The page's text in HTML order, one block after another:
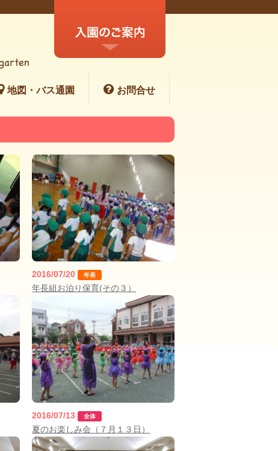
地図・バス通園 お問合せ
2025年9月(21)
2024年9月(27)
2023年9月(29)
2022年9月(21)
2016/07/20 年長
年長組お泊り保育(その３）
2016/07/13 全体
夏のお楽しみ会（７月１３日）